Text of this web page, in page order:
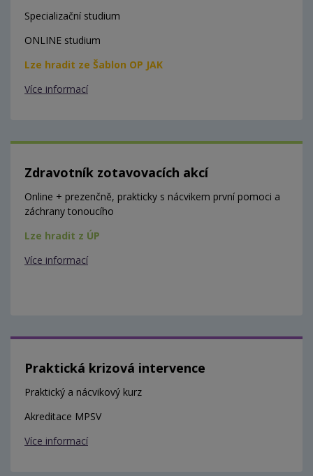
Specializační studium
ONLINE studium
Lze hradit ze Šablon OP JAK
Více informací
Zdravotník zotavovacích akcí
Online + prezenčně, prakticky s nácvikem první pomoci a
záchrany tonoucího
Lze hradit z ÚP
Více informací
Praktická krizová intervence
Praktický a nácvikový kurz
Akreditace MPSV
Více informací